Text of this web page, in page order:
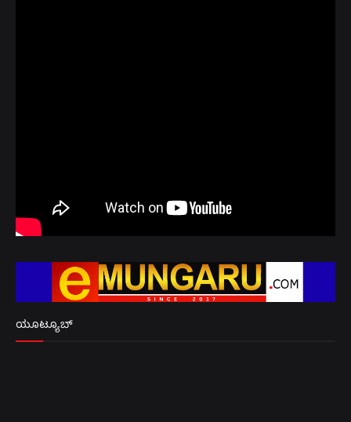
ಯೂಟ್ಯೂಬ್